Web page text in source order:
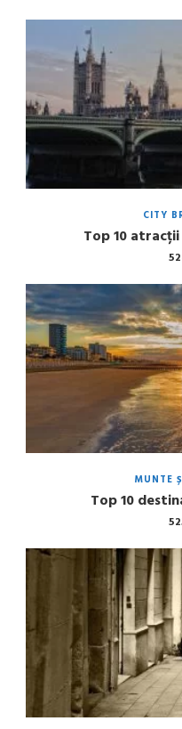
CITY
Top 10 atracții
MUNTE
Top 10